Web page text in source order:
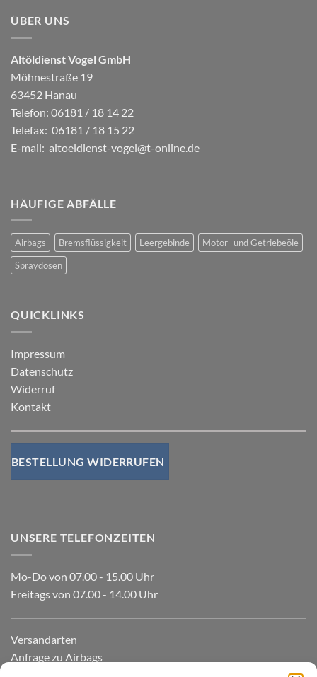
ÜBER UNS
Altöldienst Vogel GmbH
Möhnestraße 19
63452 Hanau
Telefon: 06181 / 18 14 22
Telefax: 06181 / 18 15 22
E-mail: altoeldienst-vogel@t-online.de
HÄUFIGE ABFÄLLE
Airbags Bremsflüssigkeit Leergebinde
Motor- und Getriebeöle
Spraydosen
QUICKLINKS
Impressum
Datenschutz
Widerruf
Kontakt
BESTELLUNG WIDERRUFEN
UNSERE TELEFONZEITEN
Mo-Do von 07.00 - 15.00 Uhr
Freitags von 07.00 - 14.00 Uhr
Versandarten
Anfrage zu Airbags